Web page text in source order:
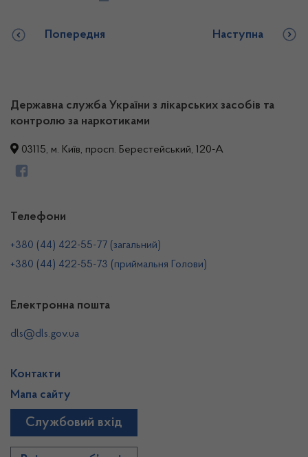
Попередня Наступна
Державна служба України з лікарських засобів та
контролю за наркотиками
03115, м. Київ, просп. Берестейський, 120-А
Телефони
+380 (44) 422-55-77 (загальний)
+380 (44) 422-55-73 (приймальня Голови)
Електронна пошта
dls@dls.gov.ua
Контакти
Мапа сайту
Службовий вхід